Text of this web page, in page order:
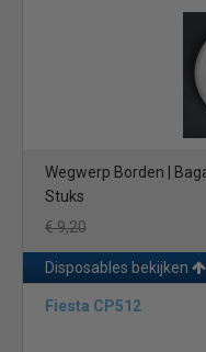
Wegwerp Borden |
Stuks
€ 9,20
Disposables bekijken
Fiesta CP512